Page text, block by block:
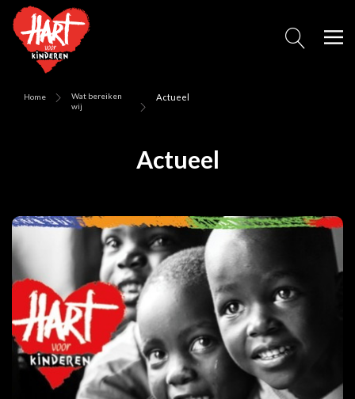
Home
Wat bereiken
wij
Actueel
Actueel